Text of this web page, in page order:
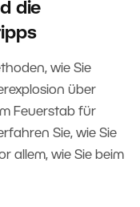
die
wie Sie
über
Feuerstab für
Sie, wie Sie
allem, wie Sie beim